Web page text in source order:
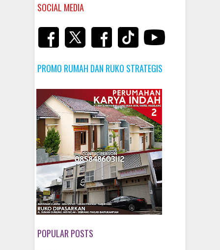
SOCIAL MEDIA
PROMO RUMAH DAN RUKO STRATEGIS
POPULAR POSTS